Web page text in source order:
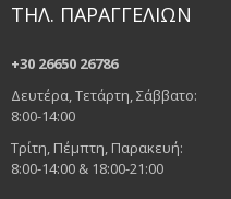
ΤΗΛ. ΠΑΡΑΓΓΕΛΙΩΝ
+30 26650 26786
Δευτέρα, Τετάρτη, Σάββατο:
8:00-14:00
Τρίτη, Πέμπτη, Παρακευή:
8:00-14:00 & 18:00-21:00